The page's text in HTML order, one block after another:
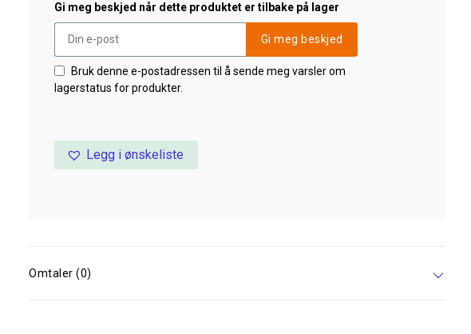
Gi meg beskjed når dette produktet er tilbake på lager
Gi meg beskjed
Bruk denne e-postadressen til å sende meg varsler om
lagerstatus for produkter.
Legg i ønskeliste
Omtaler (0)